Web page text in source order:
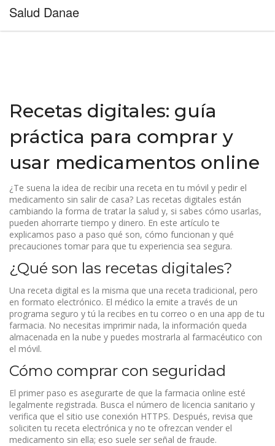
Salud Danae
Recetas digitales: guía
práctica para comprar y
usar medicamentos online
¿Te suena la idea de recibir una receta en tu móvil y pedir el
medicamento sin salir de casa? Las recetas digitales están
cambiando la forma de tratar la salud y, si sabes cómo usarlas,
pueden ahorrarte tiempo y dinero. En este artículo te
explicamos paso a paso qué son, cómo funcionan y qué
precauciones tomar para que tu experiencia sea segura.
¿Qué son las recetas digitales?
Una receta digital es la misma que una receta tradicional, pero
en formato electrónico. El médico la emite a través de un
programa seguro y tú la recibes en tu correo o en una app de tu
farmacia. No necesitas imprimir nada, la información queda
almacenada en la nube y puedes mostrarla al farmacéutico con
el móvil.
Cómo comprar con seguridad
El primer paso es asegurarte de que la farmacia online esté
legalmente registrada. Busca el número de licencia sanitario y
verifica que el sitio use conexión HTTPS. Después, revisa que
soliciten tu receta electrónica y no te ofrezcan vender el
medicamento sin ella; eso suele ser señal de fraude.